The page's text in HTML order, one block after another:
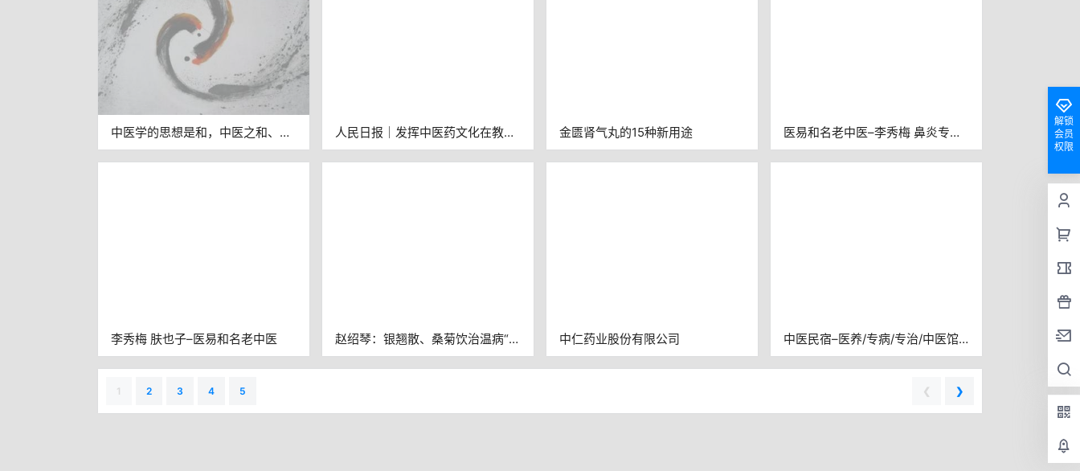
中医学的思想是和，中医之和、和
法及和调思想辨析
人民日报｜发挥中医药文化在教书
育人中的独特作用：中医药文化走
进校园
金匮肾气丸的15种新用途
医易和名老中医–李秀梅 鼻炎专病
专治
李秀梅 肤也子–医易和名老中医
赵绍琴：银翘散、桑菊饮治温病“发
热、咳嗽”，有何相同与不同？
中仁药业股份有限公司
中医民宿–医养/专病/专治/中医馆
+民宿
1 2 3 4 5 ❮ ❯
解锁
会员
权限